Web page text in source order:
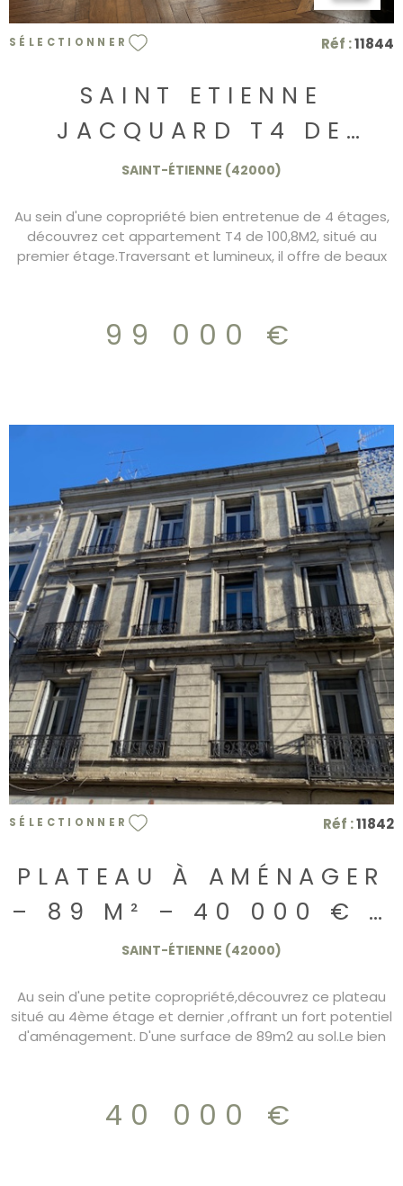
SÉLECTIONNER Réf :11844
SAINT ETIENNE
JACQUARD T4 DE
100,8M2 CENTRE VILLE
SAINT-ÉTIENNE (42000)
Au sein d'une copropriété bien entretenue de 4 étages,
découvrez cet appartement T4 de 100,8M2, situé au
premier étage.Traversant et lumineux, il offre de beaux
individuel au gaz, les fenêtres sont en double vitrage
99 000 €
VOIR LE BIEN
SÉLECTIONNER Réf :11842
PLATEAU À AMÉNAGER
– 89 M² – 40 000 € –
SAINT-ÉTIENNE
SAINT-ÉTIENNE (42000)
Au sein d'une petite copropriété,découvrez ce plateau
situé au 4ème étage et dernier ,offrant un fort potentiel
d'aménagement. D'une surface de 89m2 au sol.Le bien
40 000 €